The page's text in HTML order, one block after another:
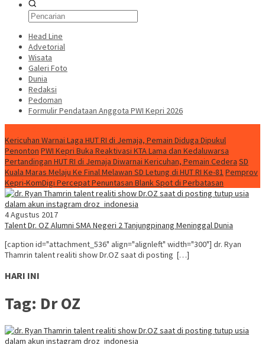
Head Line
Advetorial
Wisata
Galeri Foto
Dunia
Redaksi
Pedoman
Formulir Pendataan Anggota PWI Kepri 2026
Kericuhan Warnai Laga HUT RI di Jemaja, Pemain Diduga Dipukul
Penonton PWI Kepri Buka Reaktivasi KTA Lama dan Kedaluwarsa
Pertandingan HUT RI di Jemaja Diwarnai Kericuhan, Pemain Cedera SD
Kuala Maras Melaju Ke Final Melawan SD Letung di HUT RI Ke-81 Pemprov
Kepri-KomDigi Percepat Penuntasan Blank Spot di Perbatasan
4 Agustus 2017
Talent Dr. OZ Alumni SMA Negeri 2 Tanjungpinang Meninggal Dunia
[caption id="attachment_536" align="alignleft" width="300"] dr. Ryan
Thamrin talent realiti show Dr.OZ saat di posting […]
HARI INI
Tag: Dr OZ